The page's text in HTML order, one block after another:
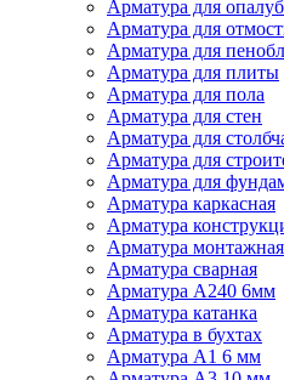
Арматура для
Арматура для
Арматура для
Арматура для плиты
Арматура для пола
Арматура для стен
Арматура для
Арматура для
Арматура для
Арматура каркасная
Арматура
Арматура монтажная
Арматура сварная
Арматура А240 6мм
Арматура катанка
Арматура в бухтах
Арматура А1 6 мм